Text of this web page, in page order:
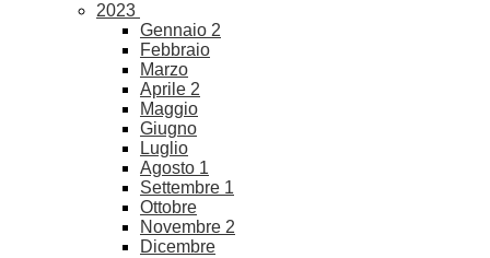
2023
Gennaio 2
Febbraio
Marzo
Aprile 2
Maggio
Giugno
Luglio
Agosto 1
Settembre 1
Ottobre
Novembre 2
Dicembre